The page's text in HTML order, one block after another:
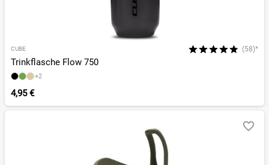
CUBE (58)*
Trinkflasche Flow 750
+2
4,95 €